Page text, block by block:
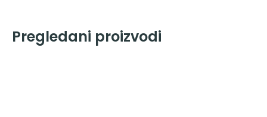
Pregledani proizvodi